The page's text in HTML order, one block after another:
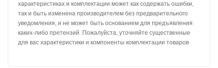
характеристиках и комплектации может как содержать ошибки,
так и быть изменена производителем без предварительного
уведомления, и не может быть основанием для предъявления
каких-либо претензий. Пожалуйста, уточняйте существенные
для вас характеристики и компоненты комплектации товаров